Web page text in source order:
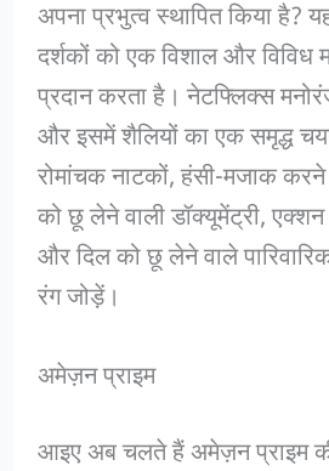
अपना प्रभुत्व स्थापित किया है?
दर्शकों को एक विशाल और
प्रदान करता है। नेटफ्लिक्स
और इसमें शैलियों का एक समृद्ध
रोमांचक नाटकों, हंसी-मजाक करने
को छू लेने वाली डॉक्यूमेंट्री,
और दिल को छू लेने वाले
रंग जोड़ें।
अमेज़न प्राइम
आइए अब चलते हैं अमेज़न प्राइम